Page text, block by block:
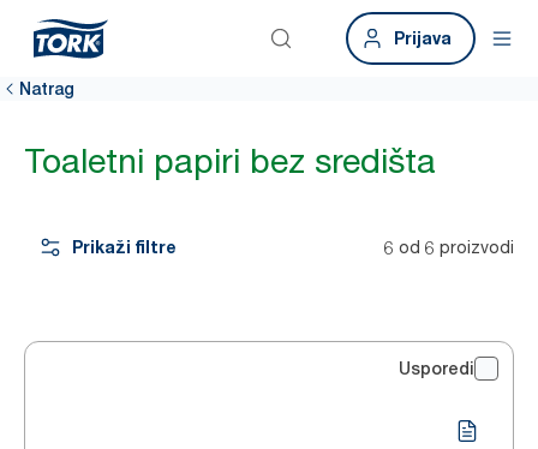
Prijava
Natrag
Toaletni papiri bez središta
Prikaži filtre 6 od 6 proizvodi
Usporedi